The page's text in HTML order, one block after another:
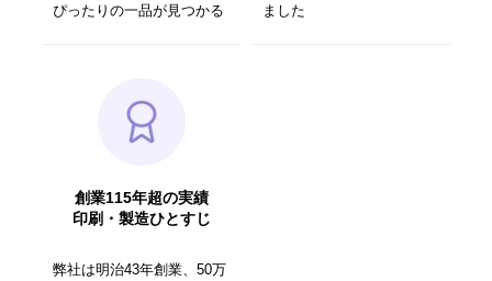
ぴったりの一品が見つかる
ました
創業115年超の実績
印刷・製造ひとすじ
弊社は明治43年創業、50万